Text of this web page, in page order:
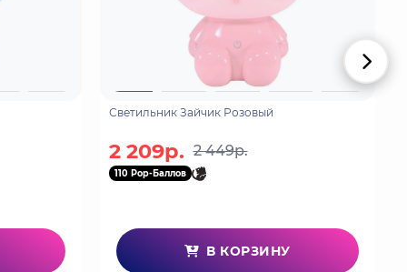
Светильник Зайчик Розовый
2 209р. 2 449р.
110 Pop-Баллов
В КОРЗИНУ